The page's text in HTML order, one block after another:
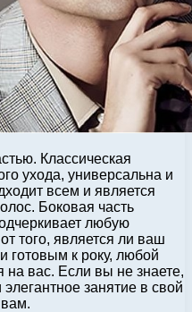
Классическая
ухода, универсальна и
всем и является
Боковая часть
любую
того, является ли ваш
готовым к року, любой
на вас. Если вы не знаете,
занятие в свой